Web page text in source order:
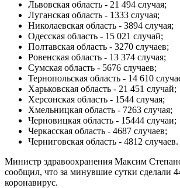
Львовская область - 21 494 случая;
Луганская область - 1333 случая;
Николаевская область - 3894 случая;
Одесская область - 15 021 случай;
Полтавская область - 3270 случаев;
Ровенская область - 13 374 случая;
Сумская область - 5676 случаев;
Тернопольская область - 14 610
Харьковская область - 21 451 случай;
Херсонская область - 1544 случая;
Хмельницкая область - 7263 случая;
Черновицкая область - 15444 случаи;
Черкасская область - 4687 случаев;
Черниговская область - 4812 случаев.
Министр здравоохранения Максим
сообщил, что за минувшие сутки сделали
коронавирус.